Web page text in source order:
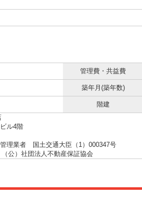
管理費・共益費
築年月(築年数)
階建
ル4階
理業者 国土交通大臣（1）000347号
公）社団法人不動産保証協会